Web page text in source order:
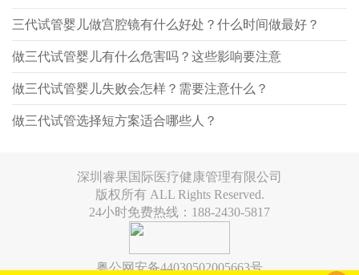
三代试管婴儿做宫腔镜有什么好处？什么时间做最好？
做三代试管婴儿有什么危害吗？这些影响要注意
做三代试管婴儿失败会怎样？需要注意什么？
做三代试管选择短方案适合哪些人？
深圳睿果国际医疗健康管理有限公司
版权所有 ALL Rights Reserved.
24小时免费热线：188-2430-5817
粤公网安备44030502005663号